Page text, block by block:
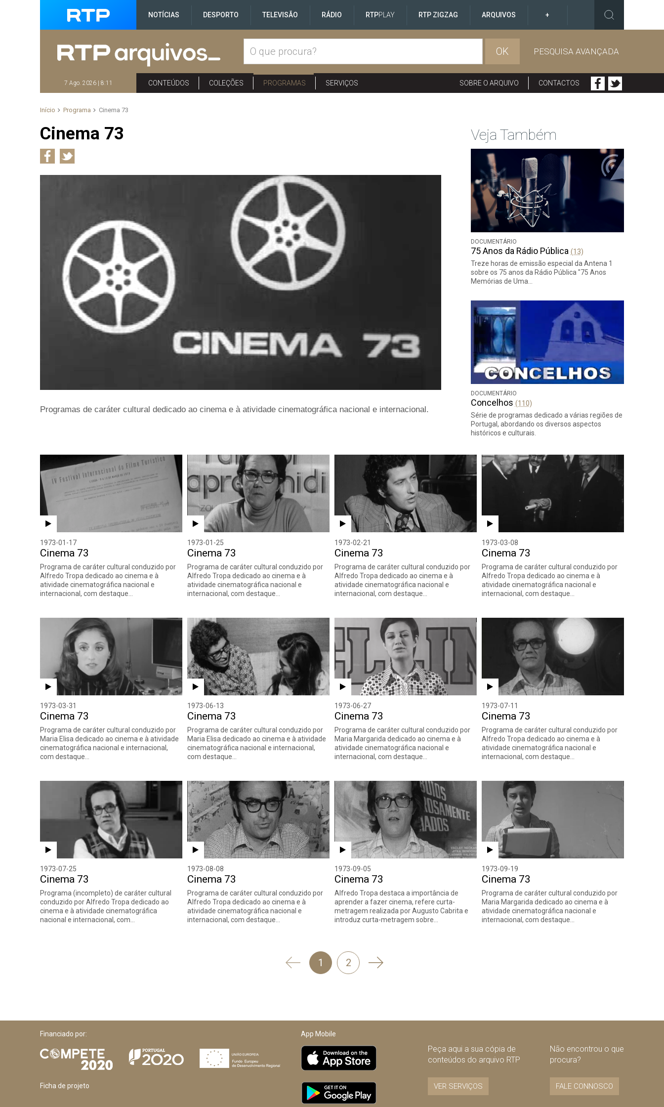
NOTÍCIAS DESPORTO TELEVISÃO RÁDIO RTPPLAY RTP ZIGZAG ARQUIVOS +
OK PESQUISA AVANÇADA
7 Ago. 2026 | 8:11 CONTEÚDOS COLEÇÕES PROGRAMAS SERVIÇOS SOBRE O ARQUIVO CONTACTOS
Início Programa Cinema 73
Cinema 73
Programas de caráter cultural dedicado ao cinema e à atividade cinematográfica nacional e internacional.
1973-01-17
Cinema 73
Programa de caráter cultural conduzido por
Alfredo Tropa dedicado ao cinema e à
atividade cinematográfica nacional e
internacional, com destaque…
1973-01-25
Cinema 73
Programa de caráter cultural conduzido por
Alfredo Tropa dedicado ao cinema e à
atividade cinematográfica nacional e
internacional, com destaque…
1973-02-21
Cinema 73
Programa de caráter cultural conduzido por
Alfredo Tropa dedicado ao cinema e à
atividade cinematográfica nacional e
internacional, com destaque…
1973-03-08
Cinema 73
Programa de caráter cultural conduzido por
Alfredo Tropa dedicado ao cinema e à
atividade cinematográfica nacional e
internacional, com destaque…
1973-03-31
Cinema 73
Programa de caráter cultural conduzido por
Maria Elisa dedicado ao cinema e à atividade
cinematográfica nacional e internacional,
com destaque…
1973-06-13
Cinema 73
Programa de caráter cultural conduzido por
Maria Elisa dedicado ao cinema e à atividade
cinematográfica nacional e internacional,
com destaque…
1973-06-27
Cinema 73
Programa de caráter cultural conduzido por
Maria Margarida dedicado ao cinema e à
atividade cinematográfica nacional e
internacional, com destaque…
1973-07-11
Cinema 73
Programa de caráter cultural conduzido por
Alfredo Tropa dedicado ao cinema e à
atividade cinematográfica nacional e
internacional, com destaque…
1973-07-25
Cinema 73
Programa (incompleto) de caráter cultural
conduzido por Alfredo Tropa dedicado ao
cinema e à atividade cinematográfica
nacional e internacional, com…
1973-08-08
Cinema 73
Programa de caráter cultural conduzido por
Alfredo Tropa dedicado ao cinema e à
atividade cinematográfica nacional e
internacional, com destaque…
1973-09-05
Cinema 73
Alfredo Tropa destaca a importância de
aprender a fazer cinema, refere curta-
metragem realizada por Augusto Cabrita e
introduz curta-metragem sobre…
1973-09-19
Cinema 73
Programa de caráter cultural conduzido por
Maria Margarida dedicado ao cinema e à
atividade cinematográfica nacional e
internacional, com destaque…
'
1 2 Seguinte
Veja Também
DOCUMENTÁRIO
75 Anos da Rádio Pública (13)
Treze horas de emissão especial da Antena 1
sobre os 75 anos da Rádio Pública "75 Anos
Memórias de Uma…
DOCUMENTÁRIO
Concelhos (110)
Série de programas dedicado a várias regiões de
Portugal, abordando os diversos aspectos
históricos e culturais.
Financiado por:
Ficha de projeto
App Mobile
Peça aqui a sua cópia de
conteúdos do arquivo RTP
VER SERVIÇOS
Não encontrou o que
procura?
FALE CONNOSCO